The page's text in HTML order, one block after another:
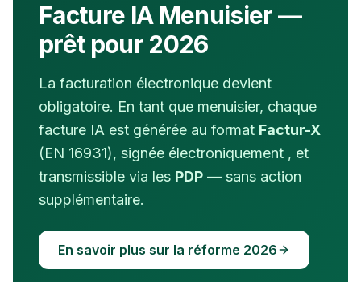
Facture IA Menuisier—
prêt pour 2026
La facturation électronique devient
obligatoire. En tant que menuisier, chaque
facture IA est générée au format Factur-X
(EN 16931), signée électroniquement , et
transmissible via les PDP — sans action
supplémentaire.
En savoir plus sur la réforme 2026